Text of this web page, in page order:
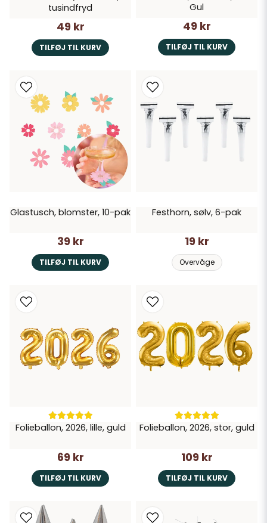
tusindfryd
49 kr
TILFØJ TIL KURV
Gul
49 kr
TILFØJ TIL KURV
Glastusch, blomster, 10-pak
39 kr
TILFØJ TIL KURV
Festhorn, sølv, 6-pak
19 kr
Overvåge
Folieballon, 2026, lille, guld
69 kr
TILFØJ TIL KURV
Folieballon, 2026, stor, guld
109 kr
TILFØJ TIL KURV